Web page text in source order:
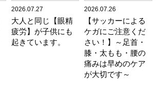
2026.07.27
大人と同じ【眼精
疲労】が子供にも
起きています。
2026.07.26
【サッカーによる
ケガにご注意くだ
さい！】～足首・
膝・太もも・腰の
痛みは早めのケア
が大切です～